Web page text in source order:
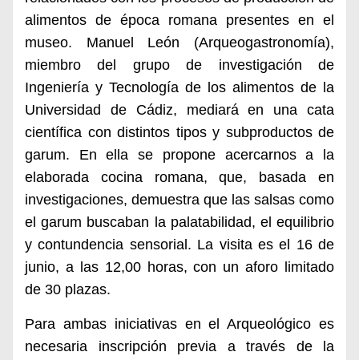
alimentos de época romana presentes en el
museo. Manuel León (Arqueogastronomía),
miembro del grupo de investigación de
Ingeniería y Tecnología de los alimentos de la
Universidad de Cádiz, mediará en una cata
científica con distintos tipos y subproductos de
garum. En ella se propone acercarnos a la
elaborada cocina romana, que, basada en
investigaciones, demuestra que las salsas como
el garum buscaban la palatabilidad, el equilibrio
y contundencia sensorial. La visita es el 16 de
junio, a las 12,00 horas, con un aforo limitado
de 30 plazas.
Para ambas iniciativas en el Arqueológico es
necesaria inscripción previa a través de la